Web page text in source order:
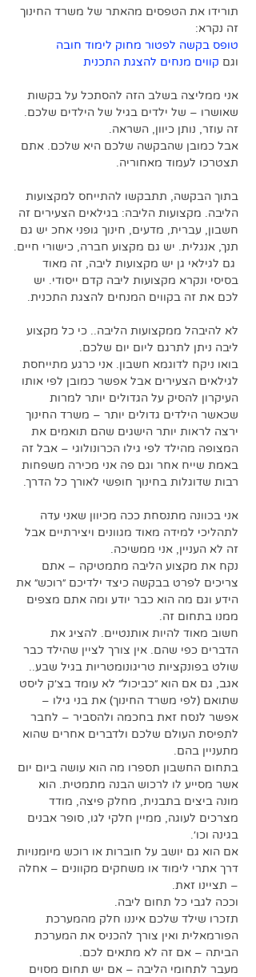
תורידו את הטפסים מהאתר של משרד החינוך
זה נקרא:
טופס בקשה לפטור מחוק לימוד חובה
וגם קווים מנחים להצגת התכנית
אני ממליצה בשלב הזה להסתכל על בקשות
שאושרו – של ילדים בגיל של הילדים שלכם.
זה עוזר, נותן כיוון, השראה.
אבל כמובן שהבקשה שלכם היא שלכם. אתם
תצטרכו לעמוד מאחוריה.
בתוך הבקשה, תתבקשו להתייחס למקצועות
הליבה. מקצועות הליבה: בגילאים הצעירים זה
חשבון, עברית, מדעים, חינוך גופני אחכ יש גם
תנך, אנגלית. יש גם מקצוע חברה, כישורי חיים.
גם לגילאי גן יש מקצועות ליבה, זה מאוד
בסיסי ונקרא מקצועות ליבה קדם ייסודי. יש
לכם את זה בקווים המנחים להצגת התכנית.
לא להיבהל ממקצועות הליבה.. כי כל מקצוע
ליבה ניתן לתרגם ליום יום שלכם.
בואו ניקח לדוגמא חשבון. אני כרגע מתייחסת
לגילאים הצעירים אבל אפשר כמובן לפי אותו
העיקרון להסיק על הגדולים יותר למרות
שכאשר הילדים גדולים יותר – משרד החינוך
ירצה לראות יותר הישגים שהם תואמים את
המצופה מהילד לפי גילו הכרונולוגי – אבל זה
באמת שייח אחר וגם פה אני מכירה משפחות
רבות שדוגלות בחינוך חופשי לאורך כל הדרך.
אני בכוונה מתנסחת ככה מכיוון שאני עדה
לתהליכי למידה מאוד מגוונים ויצירתיים אבל
זה לא העניין, אני ממשיכה.
נקח את מקצוע הליבה מתמטיקה – אתם
צריכים לפרט בבקשה כיצד ילדיכם ״רוכש״ את
הידע וגם מה הוא כבר יודע ומה אתם מצפים
ממנו בתחום זה.
חשוב מאוד להיות אותנטיים. להציג את
הדברים כפי שהם. אין צורך לציין שהילד כבר
שולט בפונקציות טריגונומטריות בגיל שבע..
אגב, גם אם הוא ״כביכול״ לא עומד בצ׳ק ליסט
שתואם (לפי משרד החינוך) את בני גילו –
אפשר לנסח זאת בחכמה ולהסביר – לחבר
לתפיסת העולם שלכם ולדברים אחרים שהוא
מתעניין בהם.
בתחום החשבון תספרו מה הוא עושה ביום יום
אשר מסייע לו לרכוש הבנה מתמטית. הוא
מונה ביצים בתבנית, מחלק פיצה, מודד
מצרכים לעוגה, ממיין חלקי לגו, סופר אבנים
בגינה וכו׳.
אם הוא גם יושב על חוברות או רוכש מיומנויות
דרך אתרי לימוד או משחקים מקוונים – אחלה
– תציינו זאת.
וככה לגבי כל תחום ליבה.
תזכרו שילד שלכם איננו חלק מהמערכת
הפורמאלית ואין צורך להכניס את המערכת
הביתה – אם זה לא מתאים לכם.
מעבר לתחומי הליבה – אם יש תחום מסוים